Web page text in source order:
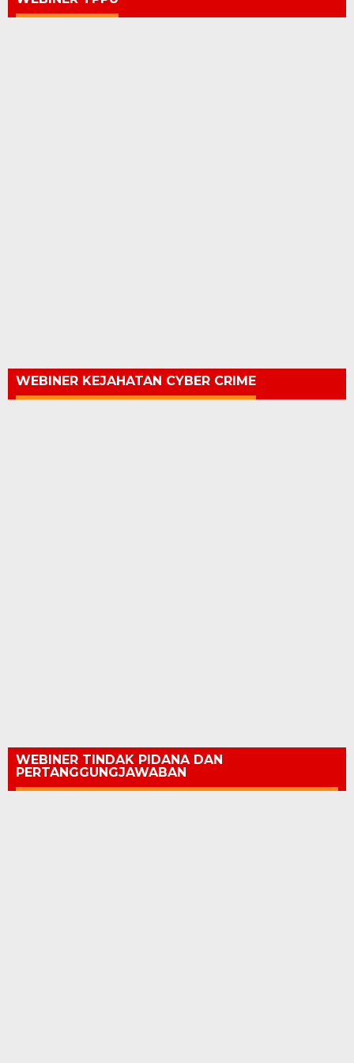
WEBINER KEJAHATAN CYBER CRIME
WEBINER TINDAK PIDANA DAN
PERTANGGUNGJAWABAN